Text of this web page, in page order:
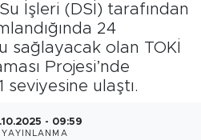
İşleri (DSİ) tarafından
24
sağlayacak olan TOKİ
Projesi’nde
seviyesine ulaştı.
- 09:59
YAYINLANMA